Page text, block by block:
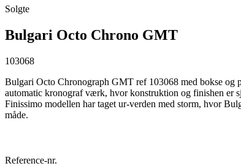
Solgte
Bulgari Octo Chrono GMT
103068
Bulgari Octo Chronograph GMT ref 103068 med bokse og
automatic kronograf værk, hvor konstruktion og finishen er
Finissimo modellen har taget ur-verden med storm, hvor
måde.
Reference-nr.